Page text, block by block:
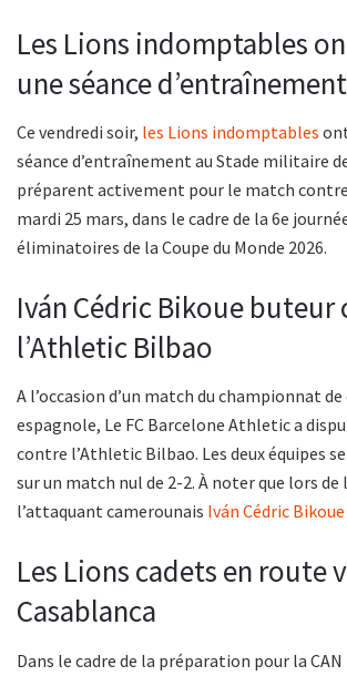
Les Lions indomptables
une séance d’entraînement
Ce vendredi soir, les Lions indomptables
séance d’entraînement au Stade militaire
préparent activement pour le match
mardi 25 mars, dans le cadre de la 6e
éliminatoires de la Coupe du Monde 2026.
Iván Cédric Bikoue buteur
l’Athletic Bilbao
A l’occasion d’un match du championnat
espagnole, Le FC Barcelone Athletic a
contre l’Athletic Bilbao. Les deux équipes
sur un match nul de 2-2. À noter que lors
l’attaquant camerounais Iván Cédric Bikoue
Les Lions cadets en route
Casablanca
Dans le cadre de la préparation pour la CAN